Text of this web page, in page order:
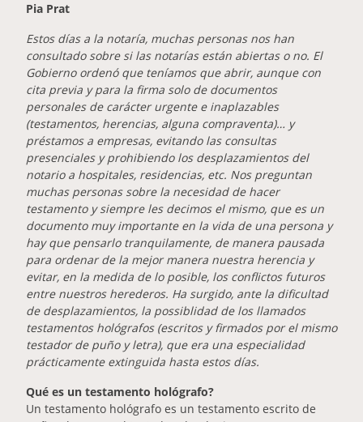
Pia Prat
Estos días a la notaría, muchas personas nos han
consultado sobre si las notarías están abiertas o no. El
Gobierno ordenó que teníamos que abrir, aunque con
cita previa y para la firma solo de documentos
personales de carácter urgente e inaplazables
(testamentos, herencias, alguna compraventa)… y
préstamos a empresas, evitando las consultas
presenciales y prohibiendo los desplazamientos del
notario a hospitales, residencias, etc. Nos preguntan
muchas personas sobre la necesidad de hacer
testamento y siempre les decimos el mismo, que es un
documento muy importante en la vida de una persona y
hay que pensarlo tranquilamente, de manera pausada
para ordenar de la mejor manera nuestra herencia y
evitar, en la medida de lo posible, los conflictos futuros
entre nuestros herederos. Ha surgido, ante la dificultad
de desplazamientos, la possiblidad de los llamados
testamentos hológrafos (escritos y firmados por el mismo
testador de puño y letra), que era una especialidad
prácticamente extinguida hasta estos días.
Qué es un testamento hológrafo?
Un testamento hológrafo es un testamento escrito de